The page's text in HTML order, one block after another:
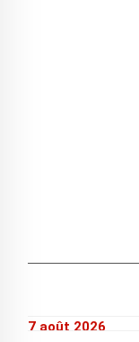
7 août 2026